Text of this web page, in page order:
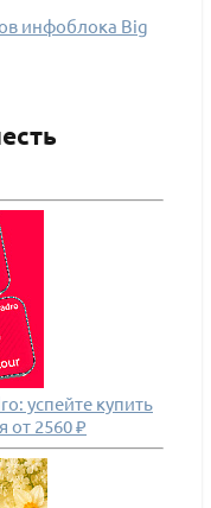
инфоблока Big
успейте купить
от 2560 ₽